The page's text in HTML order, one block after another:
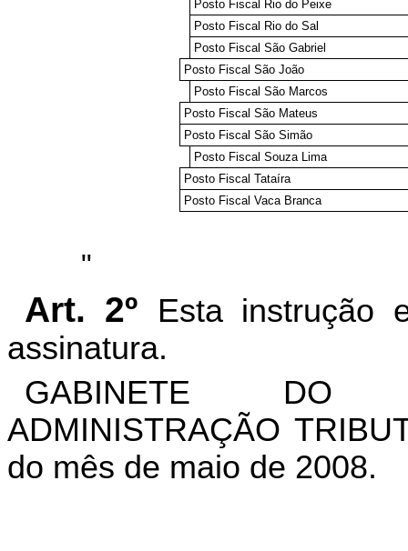
Posto Fiscal Rio do Peixe
Posto Fiscal Rio do Sal
Posto Fiscal São Gabriel
Posto Fiscal São João
Posto Fiscal São Marcos
Posto Fiscal São Mateus
Posto Fiscal São Simão
Posto Fiscal Souza Lima
Posto Fiscal Tataíra
Posto Fiscal Vaca Branca
"
Art. 2º
Esta instrução
assinatura.
GABINETE DO
ADMINISTRAÇÃO
do mês de maio de 2008.